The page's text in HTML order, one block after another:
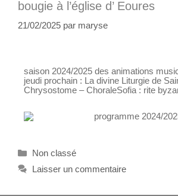
bougie à l’église d’ Eoures
21/02/2025 par maryse
saison 2024/2025 des animations
jeudi prochain : La divine Liturgie de
Chrysostome – ChoraleSofia : rite
Non classé
Laisser un commentaire